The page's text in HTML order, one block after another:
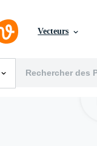
Vecteurs